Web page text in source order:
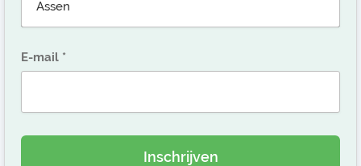
E-mail
Inschrijven